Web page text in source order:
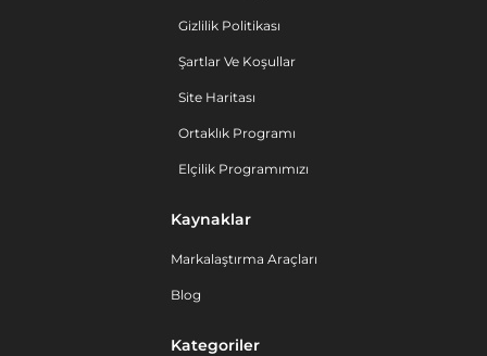
Gizlilik Politikası
Şartlar Ve Koşullar
Site Haritası
Ortaklık Programı
Elçilik Programımızı
Kaynaklar
Markalaştırma Araçları
Blog
Kategoriler